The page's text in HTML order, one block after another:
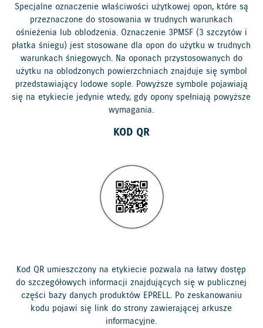
Specjalne oznaczenie właściwości użytkowej opon, które są
przeznaczone do stosowania w trudnych warunkach
ośnieżenia lub oblodzenia. Oznaczenie 3PMSF (3 szczytów i
płatka śniegu) jest stosowane dla opon do użytku w trudnych
warunkach śniegowych. Na oponach przystosowanych do
użytku na oblodzonych powierzchniach znajduje się symbol
przedstawiający lodowe sople. Powyższe symbole pojawiają
się na etykiecie jedynie wtedy, gdy opony spełniają powyższe
wymagania.
KOD QR
Kod QR umieszczony na etykiecie pozwala na łatwy dostęp
do szczegółowych informacji znajdujących się w publicznej
części bazy danych produktów EPRELL. Po zeskanowaniu
kodu pojawi się link do strony zawierającej arkusze
informacyjne.